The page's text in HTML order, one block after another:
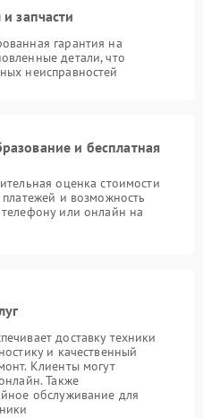
запчасти
гарантия на
детали, что
неисправностей
и бесплатная
оценка стоимости
и возможность
или онлайн на
доставку техники
и качественный
Клиенты могут
Также
обслуживание для